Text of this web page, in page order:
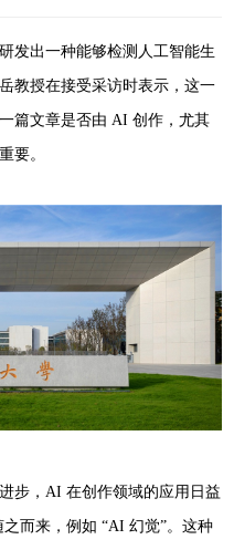
出一种能够检测人工智能生
教授在接受采访时表示，这一
篇文章是否由 AI 创作，尤其
要。
，AI 在创作领域的应用日益
而来，例如 “AI 幻觉”。这种